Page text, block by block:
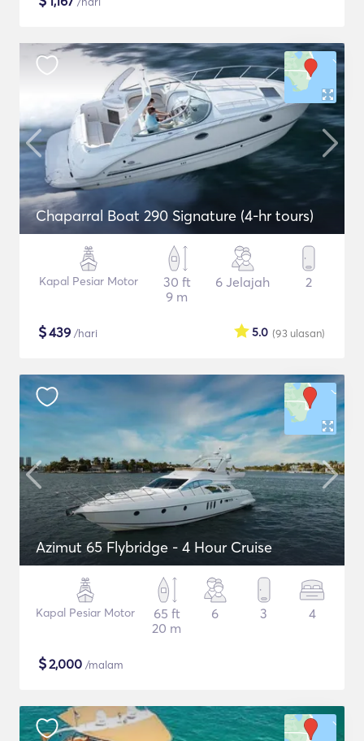
Chaparral Boat 290 Signature (4-hr tours)
Kapal Pesiar Motor
30 ft
9 m
6 Jelajah 2
$439 /hari (93 ulasan)
5.0
Azimut 65 Flybridge - 4 Hour Cruise
Kapal Pesiar Motor
65 ft
20 m
6 3 4
$2,000 /malam